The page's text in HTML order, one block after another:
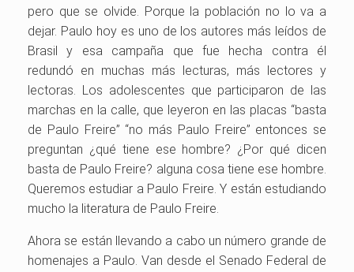
pero que se olvide. Porque la población no lo va a
dejar. Paulo hoy es uno de los autores más leídos de
Brasil y esa campaña que fue hecha contra él
redundó en muchas más lecturas, más lectores y
lectoras. Los adolescentes que participaron de las
marchas en la calle, que leyeron en las placas “basta
de Paulo Freire” “no más Paulo Freire” entonces se
preguntan ¿qué tiene ese hombre? ¿Por qué dicen
basta de Paulo Freire? alguna cosa tiene ese hombre.
Queremos estudiar a Paulo Freire. Y están estudiando
mucho la literatura de Paulo Freire.
Ahora se están llevando a cabo un número grande de
homenajes a Paulo. Van desde el Senado Federal de